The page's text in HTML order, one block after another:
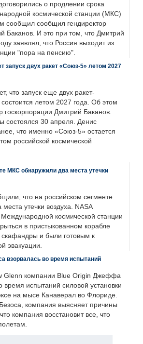
о продлении срока
космической станции (МКС)
сообщил сообщил гендиректор
Баканов. И это при том, что Дмитрий
заявлял, что Россия выходит из
"пора на пенсию".
запуск двух ракет «Союз-5» летом 2027
что запуск еще двух ракет-
летом 2027 года. Об этом
госкорпорации Дмитрий Баканов.
состоялся 30 апреля. Денис
что именно «Союз-5» остается
российской космической
МКС обнаружили два места утечки
что на российском сегменте
утечки воздуха. NASA
космической станции
в пристыкованном корабле
и были готовым к
эвакуации.
взорвалась во время испытаний
Glenn компании Blue Origin Джеффа
время испытаний силовой установки
на мысе Канаверал во Флориде.
компания выясняет причины
компания восстановит все, что